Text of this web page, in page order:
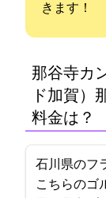
きます！
那谷寺カ
ド加賀）
料金は？
石川県のフ
こちらのゴ